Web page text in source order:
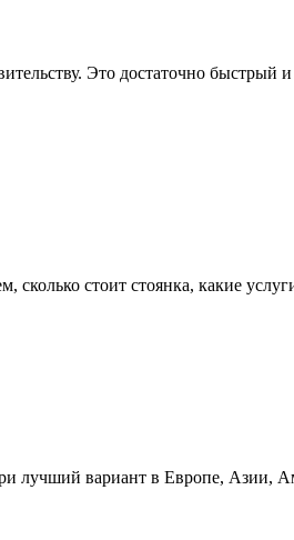
Это достаточно быстрый
стоит стоянка, какие услуги
лучший вариант в Европе, Азии,